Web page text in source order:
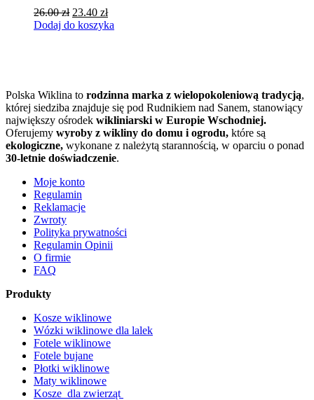
26.00zł Pierwotna
cena
23.40 złAktualna
cena
Dodaj do koszyka
Polska Wiklina to rodzinna marka z wielopokoleniową tradycją,
której siedziba znajduje się pod Rudnikiem nad Sanem, stanowiący
największy ośrodek wikliniarski w Europie Wschodniej.
Oferujemy wyroby z wikliny do domu i ogrodu, które są
ekologiczne, wykonane z należytą starannością, w oparciu o ponad
30-letnie doświadczenie.
Moje konto
Regulamin
Reklamacje
Zwroty
Polityka prywatności
Regulamin Opinii
O firmie
FAQ
Produkty
Kosze wiklinowe
Wózki wiklinowe dla lalek
Fotele wiklinowe
Fotele bujane
Płotki wiklinowe
Maty wiklinowe
Kosze dla zwierząt